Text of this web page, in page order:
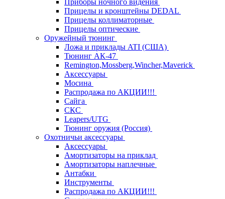
Приборы ночного видения
Прицелы и кронштейны DEDAL
Прицелы коллиматорные
Прицелы оптические
Оружейный тюнинг
Ложа и приклады ATI (США)
Тюнинг АК-47
Remington,Mossberg,Wincher,Maverick
Аксессуары
Мосина
Распродажа по АКЦИИ!!!
Сайга
СКС
Leapers/UTG
Тюнинг оружия (Россия)
Охотничьи аксессуары
Аксессуары
Амортизаторы на приклад
Амортизаторы наплечные
Антабки
Инструменты
Распродажа по АКЦИИ!!!